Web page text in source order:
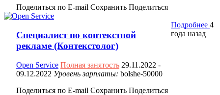
Поделиться по E-mail Сохранить Поделиться
Специалист по контекстной
рекламе (Контекстолог)
Open Service Полная занятость 29.11.2022 -
09.12.2022 Уровень зарплаты: bolshe-50000
Поделиться по E-mail Сохранить Поделиться
Подробнее4
года назад